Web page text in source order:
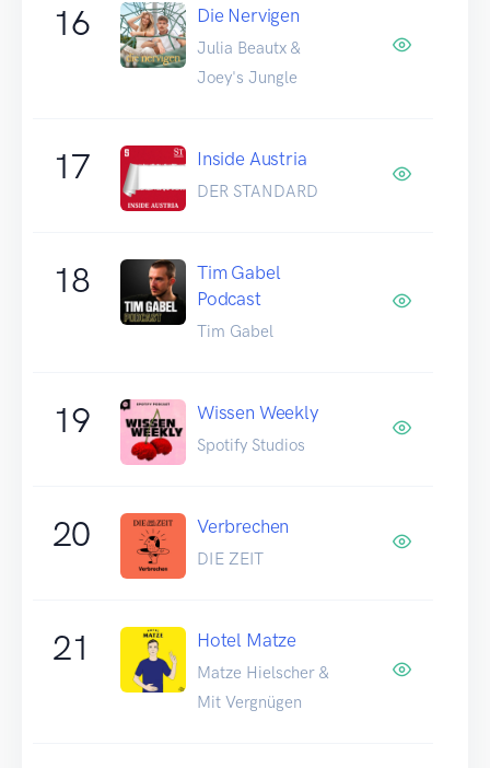
16 Die Nervigen
Julia Beautx &
Joey's Jungle
17 Inside Austria
DER STANDARD
18
Tim Gabel
Podcast
Tim Gabel
19 Wissen Weekly
Spotify Studios
20 Verbrechen
DIE ZEIT
21 Hotel Matze
Matze Hielscher &
Mit Vergnügen